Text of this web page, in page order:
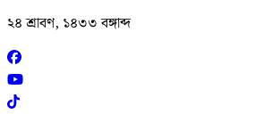
২৪ শ্রাবণ, ১৪৩৩ বঙ্গাব্দ